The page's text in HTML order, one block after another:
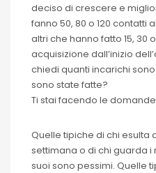
deciso di crescere e
fanno 50, 80 o 120 contatti
altri che hanno fatto 15, 30
acquisizione dall’inizio
chiedi quanti incarichi
sono state fatte?
Ti stai facendo le
Quelle tipiche di chi esulta
settimana o di chi guarda
suoi sono pessimi. Quelle